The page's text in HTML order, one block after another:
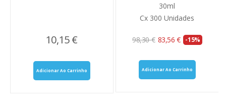
10,15 €
Adicionar Ao Carrinho
30ml
Cx 300 Unidades
98,30 € 83,56 € -15%
Adicionar Ao Carrinho